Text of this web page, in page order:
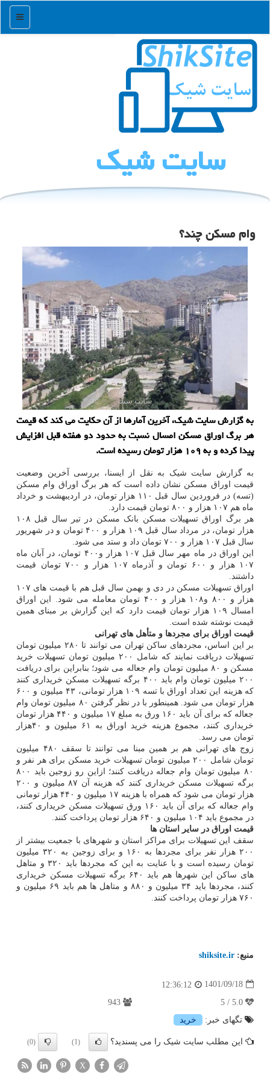
منو
سایت شیك
وام مسکن چند؟
به گزارش سایت شیک، آخرین آمارها از آن حکایت می کند که قیمت
هر برگ اوراق مسکن امسال نسبت به حدود دو هفته قبل افزایش
پیدا کرده و به ۱۰۹ هزار تومان رسیده است.
به گزارش سایت شیک به نقل از ایسنا، بررسی آخرین وضعیت
قیمت اوراق مسکن نشان داده است که هر برگ اوراق وام مسکن
(تسه) در فروردین سال قبل ۱۱۰ هزار تومان، در اردیبهشت و خرداد
ماه هم ۱۰۷ هزار و ۸۰۰ تومان قیمت دارد.
هر برگ اوراق تسهیلات مسکن بانک مسکن در تیر سال قبل ۱۰۸
هزار تومان، در مرداد سال قبل ۱۰۹ هزار و ۴۰۰ تومان و در شهریور
سال قبل ۱۰۷ هزار و ۷۰۰ تومان داد و ستد می شود.
این اوراق در ماه مهر سال قبل ۱۰۷ هزار و۴۰۰ تومان، در آبان ماه
۱۰۷ هزار و ۶۰۰ تومان و آذرماه ۱۰۷ هزار و ۷۰۰ تومان قیمت
داشتند.
اوراق تسهیلات مسکن در دی و بهمن سال قبل هم با قیمت های ۱۰۷
هزار و ۸۰۰ و۱۰۸ هزار و ۴۰۰ تومان معامله می شود. این اوراق
امسال ۱۰۹ هزار تومان قیمت دارد که این گزارش بر مبنای همین
قیمت نوشته شده است.
قیمت اوراق برای مجردها و متأهل های تهرانی
بر این اساس، مجردهای ساکن تهران می توانند تا ۲۸۰ میلیون تومان
تسهیلات دریافت نمایند که شامل ۲۰۰ میلیون تومان تسهیلات خرید
مسکن و ۸۰ میلیون تومان وام جعاله می شود؛ بنابراین برای دریافت
۲۰۰ میلیون تومان وام باید ۴۰۰ برگه تسهیلات مسکن خریداری کنند
که هزینه این تعداد اوراق با تسه ۱۰۹ هزار تومانی، ۴۳ میلیون و ۶۰۰
هزار تومان می شود. همینطور با در نظر گرفتن ۸۰ میلیون تومان وام
جعاله که برای آن باید ۱۶۰ ورق به مبلغ ۱۷ میلیون و ۴۴۰ هزار تومان
خریداری کنند، مجموع هزینه خرید اوراق به ۶۱ میلیون و ۴۰هزار
تومان می رسد.
زوج های تهرانی هم بر همین مبنا می توانند تا سقف ۴۸۰ میلیون
تومان شامل ۲۰۰ میلیون تومان تسهیلات خرید مسکن برای هر نفر و
۸۰ میلیون تومان وام جعاله دریافت کنند؛ ازاین رو زوجین باید ۸۰۰
برگه تسهیلات مسکن خریداری کنند که هزینه آن ۸۷ میلیون و ۲۰۰
هزار تومان می شود که همراه با هزینه ۱۷ میلیون و ۴۴۰ هزار تومانی
وام جعاله که برای آن باید ۱۶۰ ورق تسهیلات مسکن خریداری کنند،
در مجموع باید ۱۰۴ میلیون و ۶۴۰ هزار تومان پرداخت کنند.
قیمت اوراق در سایر استان ها
سقف این تسهیلات برای مراکز استان و شهرهای با جمعیت بیشتر از
۲۰۰ هزار نفر برای مجردها به ۱۶۰ و برای زوجین به ۳۲۰ میلیون
تومان رسیده است و با عنایت به این که مجردها باید ۳۲۰ و متاهل
های ساکن این شهرها هم باید ۶۴۰ برگه تسهیلات مسکن خریداری
کنند، مجردها باید ۳۴ میلیون و ۸۸۰ و متاهل ها هم باید ۶۹ میلیون و
۷۶۰ هزار تومان پرداخت کنند.
منبع: shiksite.ir
1401/09/18
12:36:12
تگهای خبر:
خرید
این مطلب سایت شیک را می پسندید؟ (1)
(0)
X